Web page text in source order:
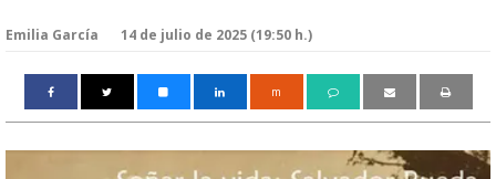
Emilia García 14 de julio de 2025 (19:50 h.)
m